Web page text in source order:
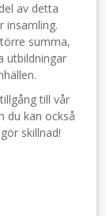
av detta
insamling.
summa,
utbildningar
till vår
du kan också
skillnad!